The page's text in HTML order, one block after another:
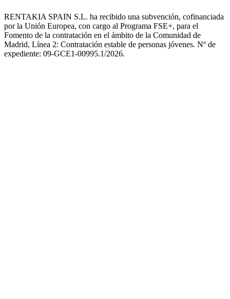
RENTAKIA SPAIN S.L. ha recibido una subvención, cofinanciada
por la Unión Europea, con cargo al Programa FSE+, para el
Fomento de la contratación en el ámbito de la Comunidad de
Madrid, Línea 2: Contratación estable de personas jóvenes. Nº de
expediente: 09-GCE1-00995.1/2026.